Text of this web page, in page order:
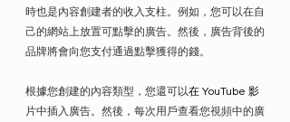
時也是內容創建者的收入支柱。例如，您可以在自
己的網站上放置可點擊的廣告。然後，廣告背後的
品牌將會向您支付通過點擊獲得的錢。
根據您創建的內容類型，您還可以在 YouTube 影
片中插入廣告。然後，每次用戶查看您視頻中的廣